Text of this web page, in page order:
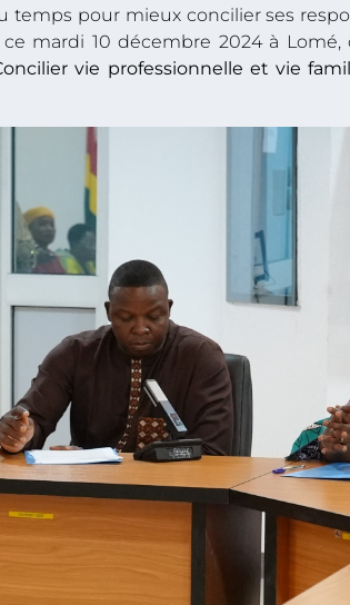
temps pour mieux concilier ses
mardi 10 décembre 2024 à
vie professionnelle et vie